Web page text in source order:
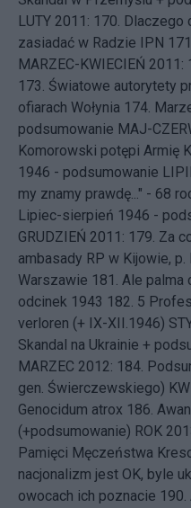
LUTY 2011: 170. Dlaczego
zasiadać w Radzie IPN
MARZEC-KWIECIEŃ 2011:
173. Światowe autorytety
ofiarach Wołynia 174.
podsumowanie MAJ-
Komorowski potępi Armię
1946 - podsumowanie
my znamy prawdę..." - 68
Lipiec-sierpień 1946 -
GRUDZIEŃ 2011: 179. Za
ambasady RP w Kijowie, p.
Warszawie 181. Ale palma
odcinek 1943 182. 5
verloren (+ IX-XII.1946)
Skandal na Ukrainie +
MARZEC 2012: 184.
gen. Świerczewskiego)
Genocidum atrox 186.
(+podsumowanie) ROK
Pamięci Męczeństwa
nacjonalizm jest OK, byle
owocach ich poznacie 190.